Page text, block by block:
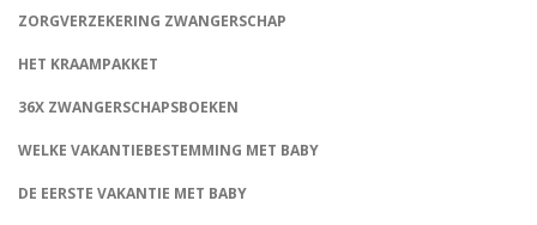
ZORGVERZEKERING ZWANGERSCHAP
HET KRAAMPAKKET
36X ZWANGERSCHAPSBOEKEN
WELKE VAKANTIEBESTEMMING MET BABY
DE EERSTE VAKANTIE MET BABY